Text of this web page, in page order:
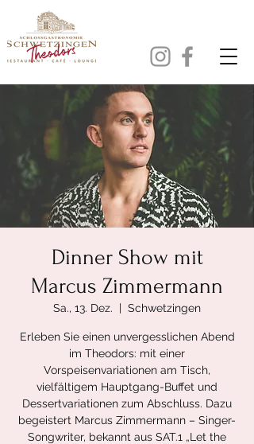
Dinner Show mit
Marcus Zimmermann
Sa., 13. Dez.
  |
Schwetzingen
Erleben Sie einen unvergesslichen Abend
im Theodors: mit einer
Vorspeisenvariationen am Tisch,
vielfältigem Hauptgang-Buffet und
Dessertvariationen zum Abschluss. Dazu
begeistert Marcus Zimmermann – Singer-
Songwriter, bekannt aus SAT.1 „Let the